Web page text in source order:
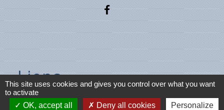
Liens
Ministère de l'intérieur
This site uses cookies and gives you control over what you want
to activate
OK, accept all
Deny all cookies Personalize